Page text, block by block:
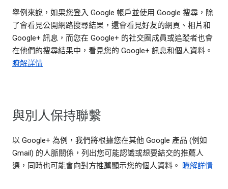
舉例來說，如果您登入 Google 帳戶並使用 Google 搜尋，除
了會看見公開網路搜尋結果，還會看見好友的網頁、相片和
Google+ 訊息，而您在 Google+ 的社交圈成員或追蹤者也會
在他們的搜尋結果中，看見您的 Google+ 訊息和個人資料。
瞭解詳情
與別人保持聯繫
以 Google+ 為例，我們將根據您在其他 Google 產品 (例如
Gmail) 的人脈關係，列出您可能認識或想要結交的推薦人
選，同時也可能會向對方推薦顯示您的個人資料。
瞭解詳情